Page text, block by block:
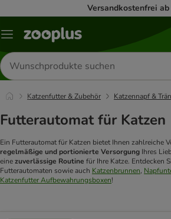
Versandkostenfrei ab
Menü
Produkte
suchen
Katzenfutter & Zubehör Katzennapf &
Futterautomat für Katzen
Ein Futterautomat für Katzen bietet Ihnen zahlreiche
regelmäßige und portionierte Versorgung Ihres
einezuverlässige Routine für Ihre Katze. Entdecken
Futterautomaten sowie auch Katzenbrunnen,
Katzenfutter Aufbewahrungsboxen!